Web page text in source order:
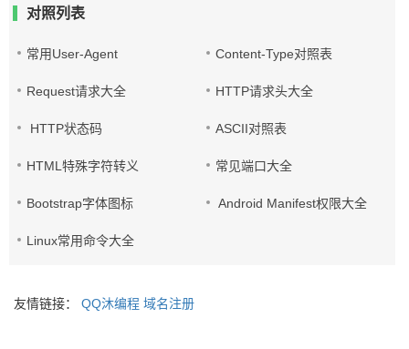
对照列表
常用User-Agent Content-Type对照表
Request请求大全 HTTP请求头大全
HTTP状态码 ASCII对照表
HTML特殊字符转义 常见端口大全
Bootstrap字体图标 Android Manifest权限大全
Linux常用命令大全
友情链接： QQ沐编程 域名注册